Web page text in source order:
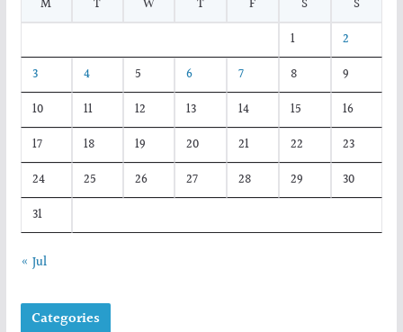
M
T W T F S
S
1
2
3
4 5 6 7 8
9
10
11 12 13 14 15
16
17
18 19 20 21 22
23
24
25 26 27 28 29
30
31
« Jul
Categories